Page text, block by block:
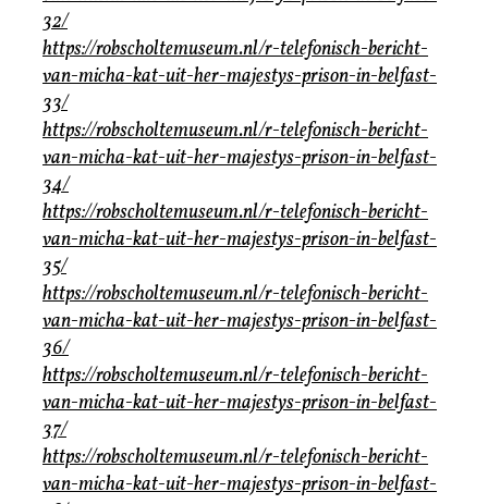
32/
https://robscholtemuseum.nl/r-telefonisch-bericht-
van-micha-kat-uit-her-majestys-prison-in-belfast-
33/
https://robscholtemuseum.nl/r-telefonisch-bericht-
van-micha-kat-uit-her-majestys-prison-in-belfast-
34/
https://robscholtemuseum.nl/r-telefonisch-bericht-
van-micha-kat-uit-her-majestys-prison-in-belfast-
35/
https://robscholtemuseum.nl/r-telefonisch-bericht-
van-micha-kat-uit-her-majestys-prison-in-belfast-
36/
https://robscholtemuseum.nl/r-telefonisch-bericht-
van-micha-kat-uit-her-majestys-prison-in-belfast-
37/
https://robscholtemuseum.nl/r-telefonisch-bericht-
van-micha-kat-uit-her-majestys-prison-in-belfast-